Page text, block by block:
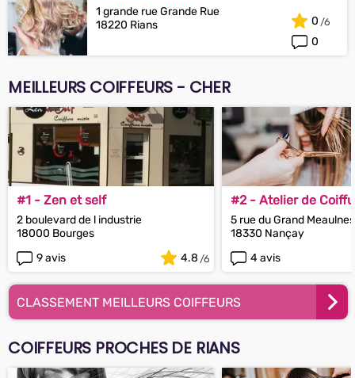
1 grande rue Grande Rue
18220 Rians
0
0
MEILLEURS COIFFEURS - CHER
#1 - Zen et self
2 boulevard de l industrie
18000 Bourges
9 avis
4.8
#2 - Atelier de
5 rue du Grand Meaulnes
18330 Nançay
4 avis
CLASSEMENT MEILLEURS COIFFEURS
COIFFEURS PROCHES DE RIANS